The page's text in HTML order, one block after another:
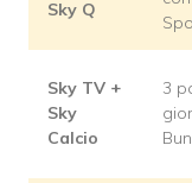
Sky Q
Sky TV +
Sky
Calcio
3